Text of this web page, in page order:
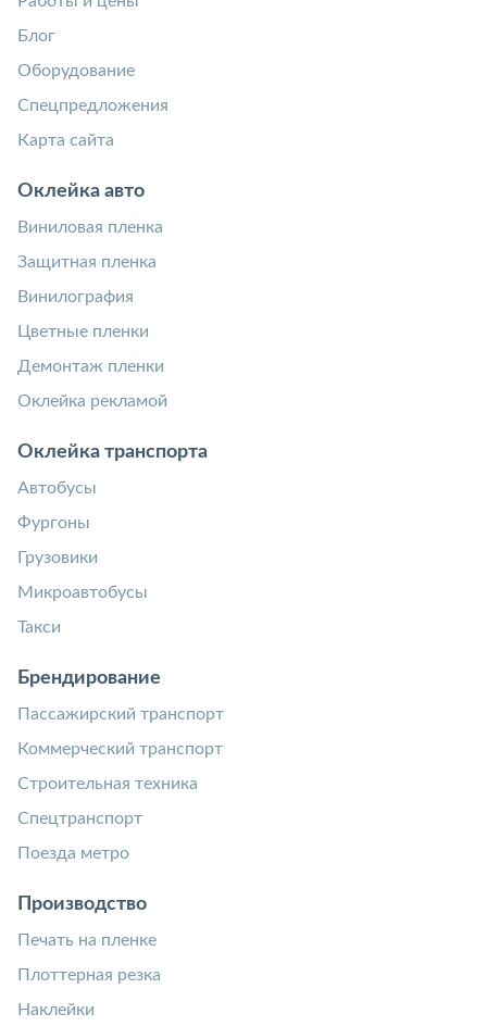
Блог
Оборудование
Спецпредложения
Карта сайта
Оклейка авто
Виниловая пленка
Защитная пленка
Винилография
Цветные пленки
Демонтаж пленки
Оклейка рекламой
Оклейка транспорта
Автобусы
Фургоны
Грузовики
Микроавтобусы
Такси
Брендирование
Пассажирский транспорт
Коммерческий транспорт
Строительная техника
Спецтранспорт
Поезда метро
Производство
Печать на пленке
Плоттерная резка
Наклейки